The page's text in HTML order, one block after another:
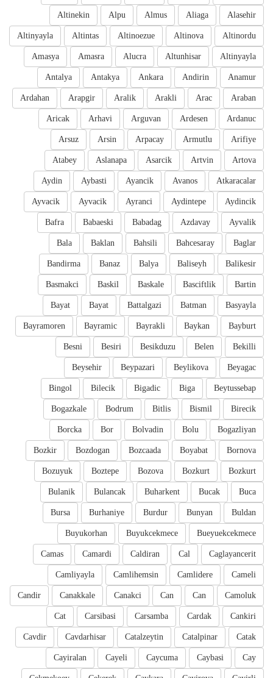
Alasehir
Aliaga
Almus
Alpu
Altinekin
Altinordu
Altinova
Altinoezue
Altintas
Altinyayla
Altinyayla
Altunhisar
Alucra
Amasra
Amasya
Anamur
Andirin
Ankara
Antakya
Antalya
Araban
Arac
Arakli
Aralik
Arapgir
Ardahan
Ardanuc
Ardesen
Arguvan
Arhavi
Aricak
Arifiye
Armutlu
Arpacay
Arsin
Arsuz
Artova
Artvin
Asarcik
Aslanapa
Atabey
Atkaracalar
Avanos
Ayancik
Aybasti
Aydin
Aydincik
Aydintepe
Ayranci
Ayvacik
Ayvacik
Ayvalik
Azdavay
Babadag
Babaeski
Bafra
Baglar
Bahcesaray
Bahsili
Baklan
Bala
Balikesir
Baliseyh
Balya
Banaz
Bandirma
Bartin
Basciftlik
Baskale
Baskil
Basmakci
Basyayla
Batman
Battalgazi
Bayat
Bayat
Bayburt
Baykan
Bayrakli
Bayramic
Bayramoren
Bekilli
Belen
Besikduzu
Besiri
Besni
Beyagac
Beylikova
Beypazari
Beysehir
Beytussebap
Biga
Bigadic
Bilecik
Bingol
Birecik
Bismil
Bitlis
Bodrum
Bogazkale
Bogazliyan
Bolu
Bolvadin
Bor
Borcka
Bornova
Boyabat
Bozcaada
Bozdogan
Bozkir
Bozkurt
Bozkurt
Bozova
Boztepe
Bozuyuk
Buca
Bucak
Buharkent
Bulancak
Bulanik
Buldan
Bunyan
Burdur
Burhaniye
Bursa
Bueyuekcekmece
Buyukcekmece
Buyukorhan
Caglayancerit
Cal
Caldiran
Camardi
Camas
Cameli
Camlidere
Camlihemsin
Camliyayla
Camoluk
Can
Can
Canakci
Canakkale
Candir
Cankiri
Cardak
Carsamba
Carsibasi
Cat
Catak
Catalpinar
Catalzeytin
Cavdarhisar
Cavdir
Cay
Caybasi
Caycuma
Cayeli
Cayiralan